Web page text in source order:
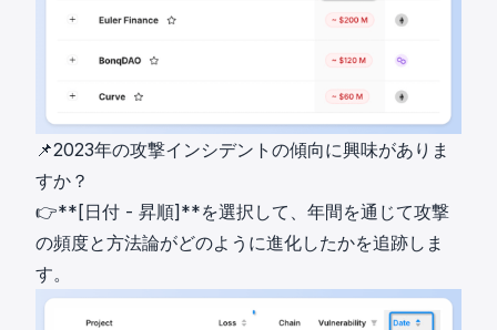
📌2023年の攻撃インシデントの傾向に興味がありま
すか？
👉**[日付 - 昇順]**を選択して、年間を通じて攻撃
の頻度と方法論がどのように進化したかを追跡しま
す。